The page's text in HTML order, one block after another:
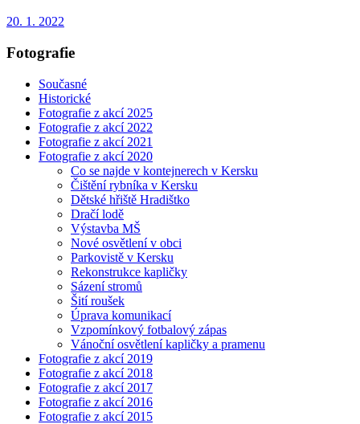
20. 1. 2022
Fotografie
Současné
Historické
Fotografie z akcí 2025
Fotografie z akcí 2022
Fotografie z akcí 2021
Fotografie z akcí 2020
Co se najde v kontejnerech v Kersku
Čištění rybníka v Kersku
Dětské hřiště Hradištko
Dračí lodě
Výstavba MŠ
Nové osvětlení v obci
Parkovistě v Kersku
Rekonstrukce kapličky
Sázení stromů
Šití roušek
Úprava komunikací
Vzpomínkový fotbalový zápas
Vánoční osvětlení kapličky a pramenu
Fotografie z akcí 2019
Fotografie z akcí 2018
Fotografie z akcí 2017
Fotografie z akcí 2016
Fotografie z akcí 2015